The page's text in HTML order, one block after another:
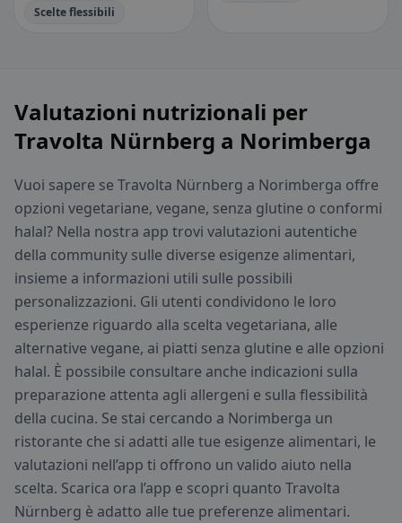
Scelte flessibili
Valutazioni nutrizionali per
Travolta Nürnberg a Norimberga
Vuoi sapere se Travolta Nürnberg a Norimberga offre
opzioni vegetariane, vegane, senza glutine o conformi
halal? Nella nostra app trovi valutazioni autentiche
della community sulle diverse esigenze alimentari,
insieme a informazioni utili sulle possibili
personalizzazioni. Gli utenti condividono le loro
esperienze riguardo alla scelta vegetariana, alle
alternative vegane, ai piatti senza glutine e alle opzioni
halal. È possibile consultare anche indicazioni sulla
preparazione attenta agli allergeni e sulla flessibilità
della cucina. Se stai cercando a Norimberga un
ristorante che si adatti alle tue esigenze alimentari, le
valutazioni nell’app ti offrono un valido aiuto nella
scelta. Scarica ora l’app e scopri quanto Travolta
Nürnberg è adatto alle tue preferenze alimentari.